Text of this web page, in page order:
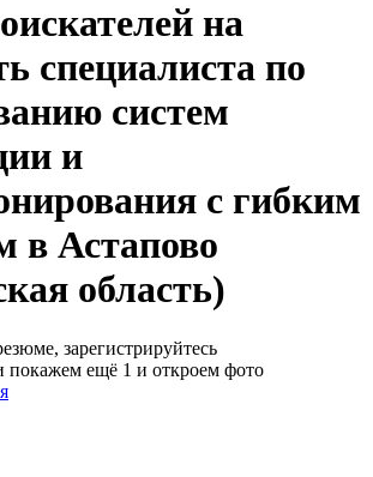
на
специалиста по
систем
и
с гибким
в Астапово
область)
зарегистрируйтесь
покажем ещё 1 и откроем фото